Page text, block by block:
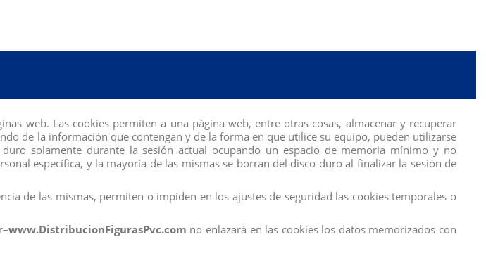
embarcarse en aventuras de cuentos con la muñeca Dream Ella I AM Fashion Doll -
cocina. MODOS Y ACCESORIOS JUEGO DE PAPEL - ¡Aria está lista para preparar
web. Las cookies permiten a una página web, entre otras cosas, almacenar y recuperar
de la información que contengan y de la forma en que utilice su equipo, pueden utilizarse
solamente durante la sesión actual ocupando un espacio de memoria mínimo y no
específica, y la mayoría de las mismas se borran del disco duro al finalizar la sesión de
de las mismas, permiten o impiden en los ajustes de seguridad las cookies temporales o
www.DistribucionFigurasPvc.com no enlazará en las cookies los datos memorizados con